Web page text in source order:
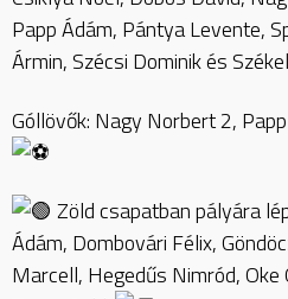
Papp Ádám, Pántya Levente,
Ármin, Szécsi Dominik és
Góllövők: Nagy Norbert 2,
Zöld csapatban pályára
Ádám, Dombovári Félix,
Marcell, Hegedűs Nimród,